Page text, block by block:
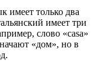
имеет только два
имеет три
слово «casa»
«дом», но в